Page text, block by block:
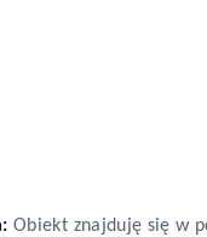
Obiekt znajduję się w